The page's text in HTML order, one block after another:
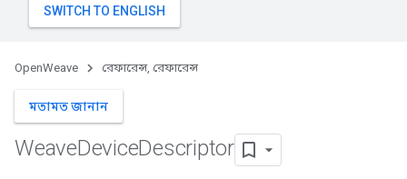
OpenWeave রেফারেন্স, রেফারেন্স
মতামত জানান
WeaveDeviceDescriptor